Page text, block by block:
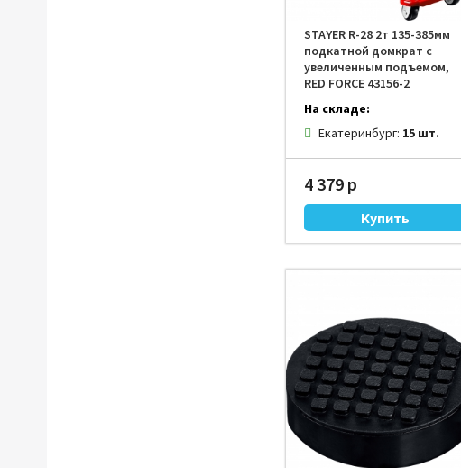
STAYER R-28 2т 135-385мм
подкатной домкрат с
увеличенным подъемом,
RED FORCE 43156-2
На складе:
Екатеринбург: 15 шт.
4 379 р